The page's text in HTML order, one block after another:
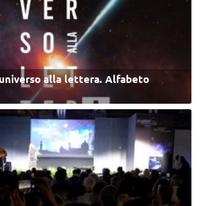
alla lettera. Alfabeto